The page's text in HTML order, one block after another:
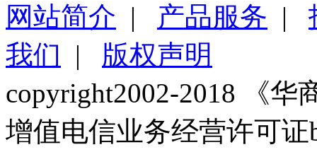
网站简介 | 产品服务 |
我们 | 版权声明
copyright2002-2018 《华
增值电信业务经营许可证